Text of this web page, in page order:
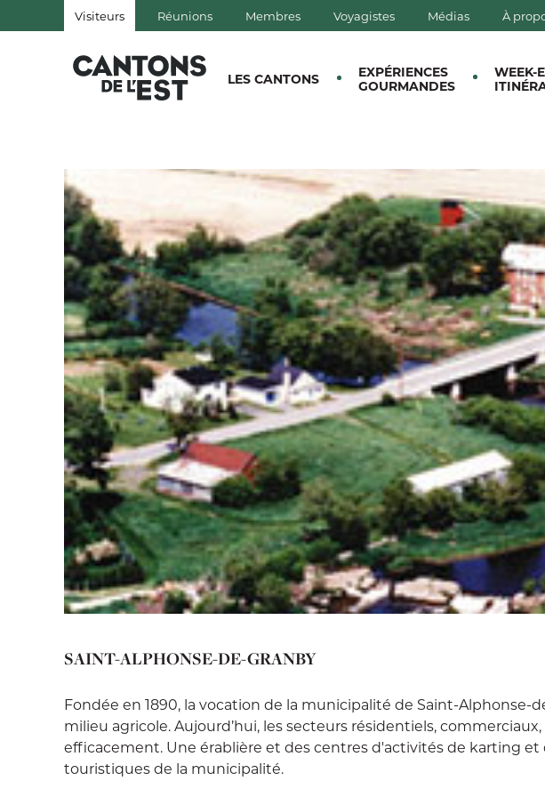
Visiteurs Réunions Membres Voyagistes Médias À
LES CANTONS
EXPÉRIENCES
GOURMANDES
WEEK-
SAINT-ALPHONSE-DE-GRANBY
Fondée en 1890, la vocation de la municipalité de Saint-
milieu agricole. Aujourd’hui, les secteurs résidentiels,
efficacement. Une érablière et des centres d'activités de karting
touristiques de la municipalité.